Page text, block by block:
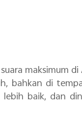
maksimum
bahkan di
baik, dan